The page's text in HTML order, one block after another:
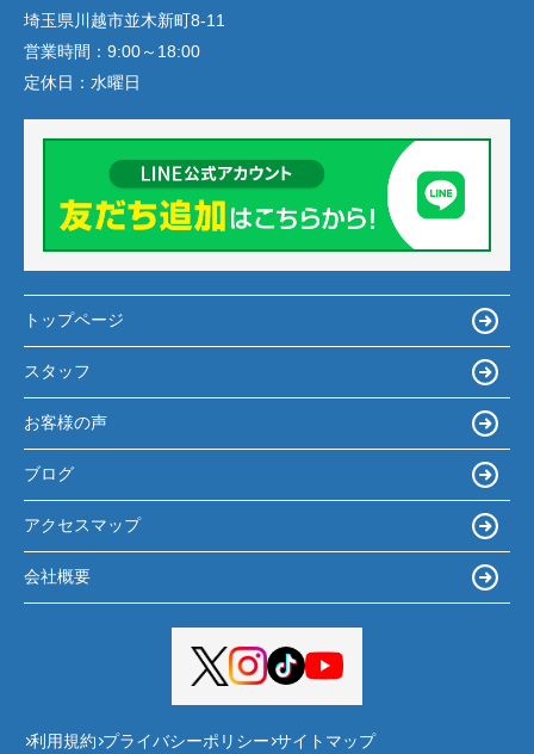
埼玉県川越市並木新町8-11
営業時間： 9:00～18:00
定休日： 水曜日
トップページ
スタッフ
お客様の声
ブログ
アクセスマップ
会社概要
利用規約 プライバシーポリシー サイトマップ